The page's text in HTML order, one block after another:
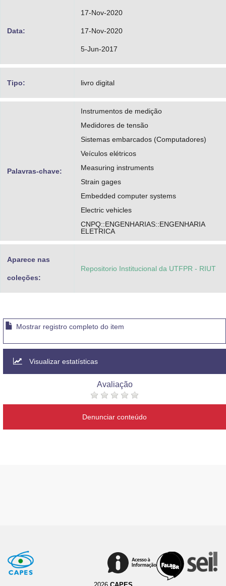
Data:
17-Nov-2020
17-Nov-2020
5-Jun-2017
Tipo: livro digital
Palavras-chave:
Instrumentos de medição
Medidores de tensão
Sistemas embarcados (Computadores)
Veículos elétricos
Measuring instruments
Strain gages
Embedded computer systems
Electric vehicles
CNPQ::ENGENHARIAS::ENGENHARIA
ELETRICA
Aparece nas
coleções:
Repositorio Institucional da UTFPR - RIUT
Mostrar registro completo do item
Visualizar estatísticas
Avaliação
Denunciar conteúdo